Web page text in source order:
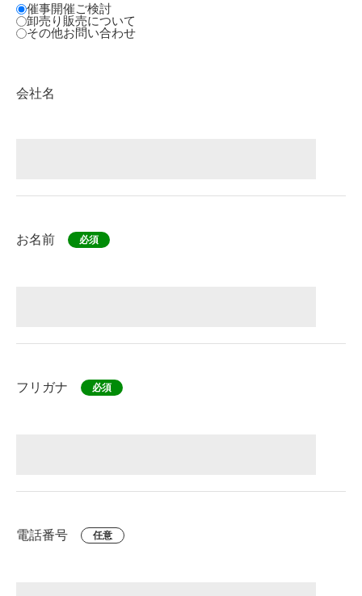
催事開催ご検討
卸売り販売について
その他お問い合わせ
会社名
お名前 必須
フリガナ 必須
電話番号 任意